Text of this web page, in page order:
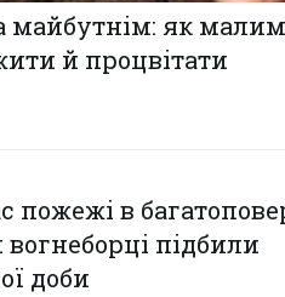
майбутнім: як малим
й процвітати
пожежі в
підбили
доби